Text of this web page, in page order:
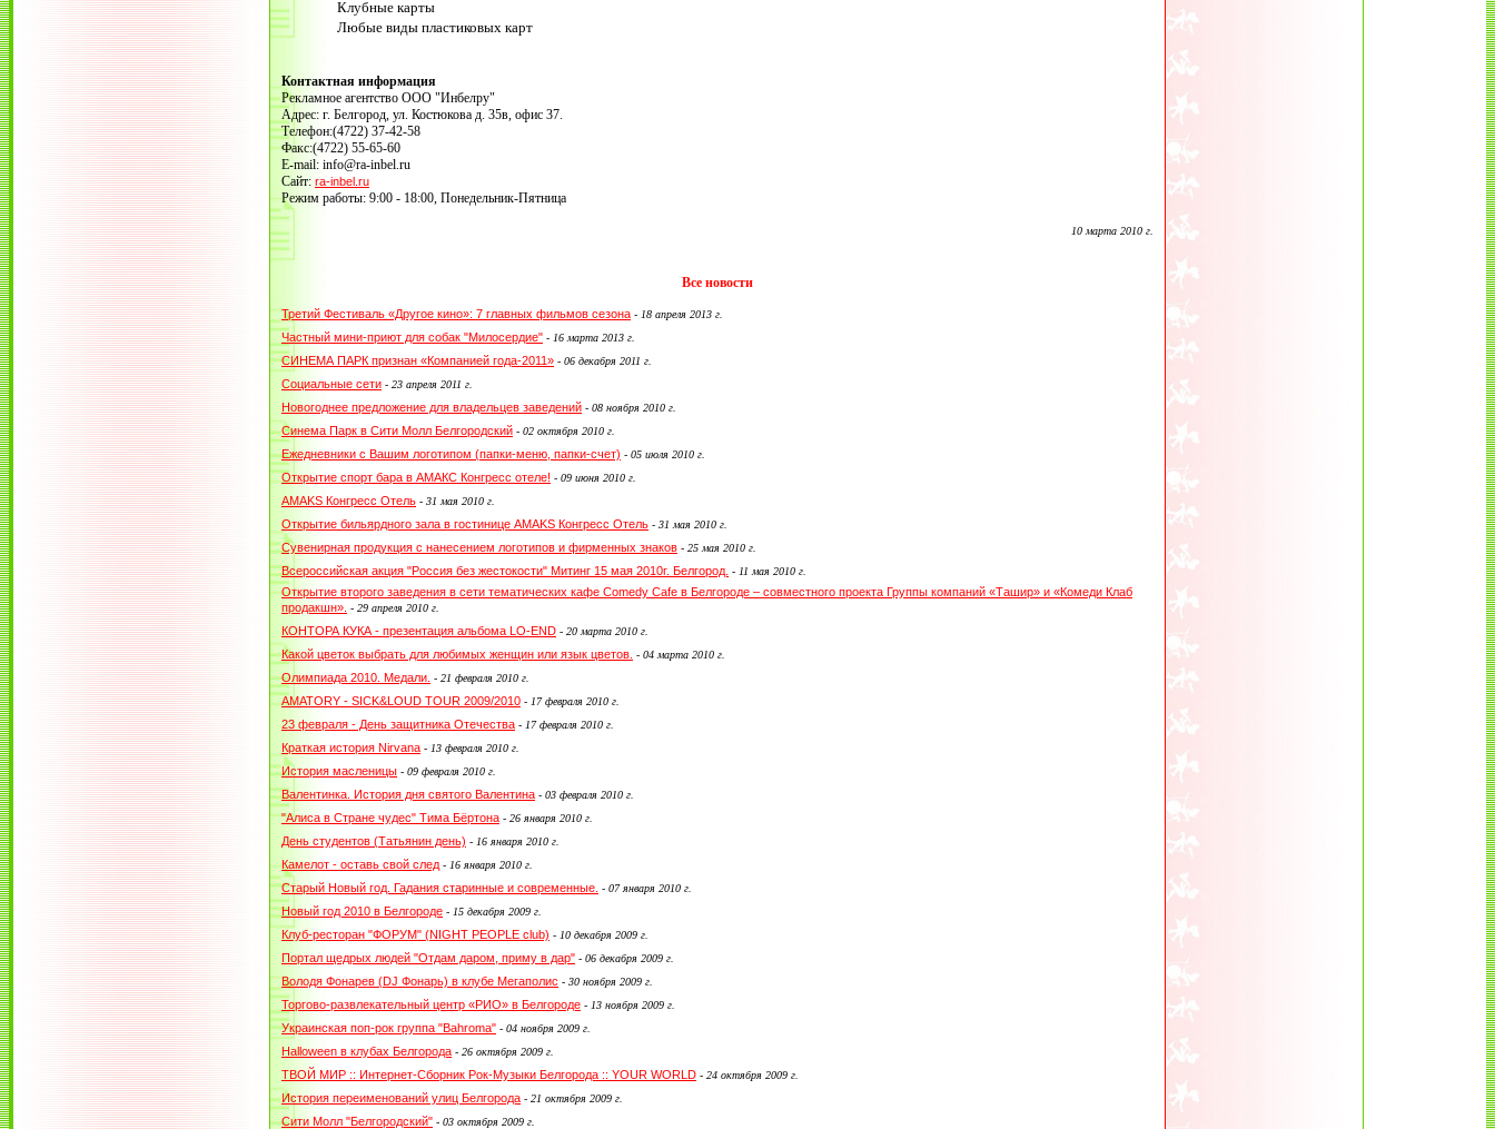
Клубные карты
Любые виды пластиковых карт
Контактная информация
Рекламное агентство ООО "Инбелру"
Адрес: г. Белгород, ул. Костюкова д. 35в, офис 37.
Телефон:(4722) 37-42-58
Факс:(4722) 55-65-60
E-mail: info@ra-inbel.ru
Сайт: ra-inbel.ru
Режим работы: 9:00 - 18:00, Понедельник-Пятница
10 марта 2010 г.
Все новости
Третий Фестиваль «Другое кино»: 7 главных фильмов сезона - 18 апреля 2013 г.
Частный мини-приют для собак "Милосердие" - 16 марта 2013 г.
СИНЕМА ПАРК признан «Компанией года-2011» - 06 декабря 2011 г.
Социальные сети - 23 апреля 2011 г.
Новогоднее предложение для владельцев заведений - 08 ноября 2010 г.
Синема Парк в Сити Молл Белгородский - 02 октября 2010 г.
Ежедневники с Вашим логотипом (папки-меню, папки-счет) - 05 июля 2010 г.
Открытие спорт бара в АМАКС Конгресс отеле! - 09 июня 2010 г.
AMAKS Конгресс Отель - 31 мая 2010 г.
Открытие бильярдного зала в гостинице AMAKS Конгресс Отель - 31 мая 2010 г.
Сувенирная продукция с нанесением логотипов и фирменных знаков - 25 мая 2010 г.
Всероссийская акция "Россия без жестокости" Митинг 15 мая 2010г. Белгород. - 11 мая 2010 г.
Открытие второго заведения в сети тематических кафе Comedy Cafe в Белгороде – совместного проекта Группы компаний «Ташир» и «Комеди Клаб
продакшн». - 29 апреля 2010 г.
КОНТОРА КУКА - презентация альбома LO-END - 20 марта 2010 г.
Какой цветок выбрать для любимых женщин или язык цветов. - 04 марта 2010 г.
Олимпиада 2010. Медали. - 21 февраля 2010 г.
AMATORY - SICK&LOUD TOUR 2009/2010 - 17 февраля 2010 г.
23 февраля - День защитника Отечества - 17 февраля 2010 г.
Краткая история Nirvana - 13 февраля 2010 г.
История масленицы - 09 февраля 2010 г.
Валентинка. История дня святого Валентина - 03 февраля 2010 г.
"Алиса в Стране чудес" Тима Бёртона - 26 января 2010 г.
День студентов (Татьянин день) - 16 января 2010 г.
Камелот - оставь свой след - 16 января 2010 г.
Старый Новый год. Гадания старинные и современные. - 07 января 2010 г.
Новый год 2010 в Белгороде - 15 декабря 2009 г.
Клуб-ресторан "ФОРУМ" (NIGHT PEOPLE club) - 10 декабря 2009 г.
Портал щедрых людей "Отдам даром, приму в дар" - 06 декабря 2009 г.
Володя Фонарев (DJ Фонарь) в клубе Мегаполис - 30 ноября 2009 г.
Торгово-развлекательный центр «РИО» в Белгороде - 13 ноября 2009 г.
Украинская поп-рок группа "Bahroma" - 04 ноября 2009 г.
Halloween в клубах Белгорода - 26 октября 2009 г.
ТВОЙ МИР :: Интернет-Сборник Рок-Музыки Белгорода :: YOUR WORLD - 24 октября 2009 г.
История переименований улиц Белгорода - 21 октября 2009 г.
Сити Молл "Белгородский" - 03 октября 2009 г.